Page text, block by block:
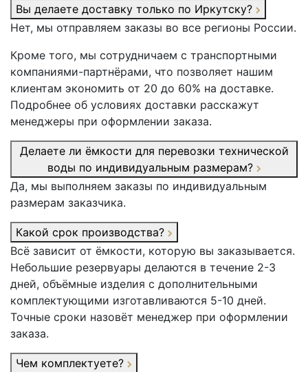
Вы делаете доставку только по Иркутску?
Нет, мы отправляем заказы во все регионы России.
Кроме того, мы сотрудничаем с транспортными
компаниями-партнёрами, что позволяет нашим
клиентам экономить от 20 до 60% на доставке.
Подробнее об условиях доставки расскажут
менеджеры при оформлении заказа.
Делаете ли ёмкости для перевозки технической
воды по индивидуальным размерам?
Да, мы выполняем заказы по индивидуальным
размерам заказчика.
Какой срок производства?
Всё зависит от ёмкости, которую вы заказывается.
Небольшие резервуары делаются в течение 2-3
дней, объёмные изделия с дополнительными
комплектующими изготавливаются 5-10 дней.
Точные сроки назовёт менеджер при оформлении
заказа.
Чем комплектуете?